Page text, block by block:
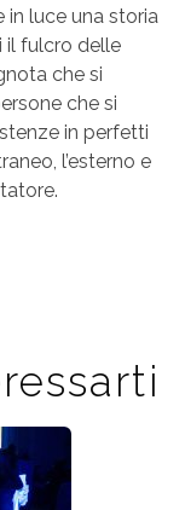
luce una storia
il fulcro delle
che si
che si
in perfetti
l’esterno e